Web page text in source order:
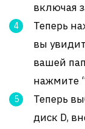
включая
Теперь
вы
вашей
нажмите
Теперь
диск D,